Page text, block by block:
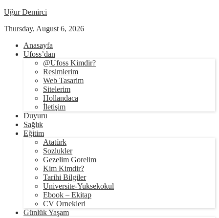
Uğur Demirci
Thursday, August 6, 2026
Anasayfa
Ufoss’dan
@Ufoss Kimdir?
Resimlerim
Web Tasarim
Sitelerim
Hollandaca
İletişim
Duyuru
Sağlık
Eğitim
Atatürk
Sozlukler
Gezelim Gorelim
Kim Kimdir?
Tarihi Bilgiler
Universite-Yuksekokul
Ebook – Ekitap
CV Ornekleri
Günlük Yaşam